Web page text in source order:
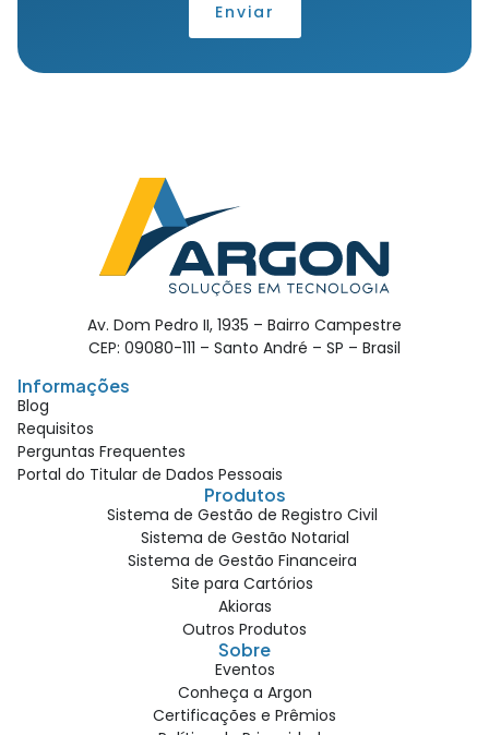
Enviar
Av. Dom Pedro II, 1935 – Bairro Campestre
CEP: 09080-111 – Santo André – SP – Brasil
Informações
Blog
Requisitos
Perguntas Frequentes
Portal do Titular de Dados Pessoais
Produtos
Sistema de Gestão de Registro Civil
Sistema de Gestão Notarial
Sistema de Gestão Financeira
Site para Cartórios
Akioras
Outros Produtos
Sobre
Eventos
Conheça a Argon
Certificações e Prêmios